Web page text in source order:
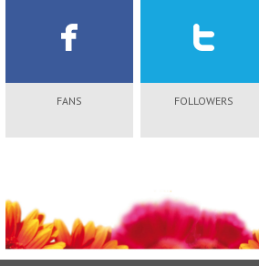
FANS FOLLOWERS